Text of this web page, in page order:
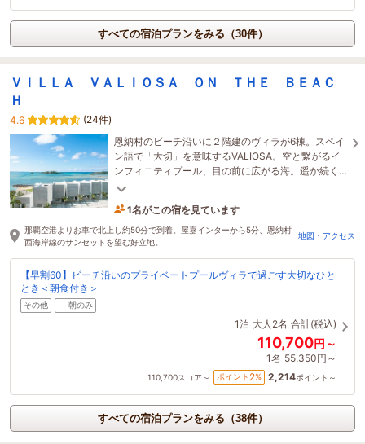
すべての宿泊プランをみる（30件）
ＶＩＬＬＡ ＶＡＬＩＯＳＡ ＯＮ ＴＨＥ ＢＥＡＣ
Ｈ
4.6
(24件)
恩納村のビーチ沿いに２階建のヴィラが6棟。スペイ
ン語で「大切」を意味するVALIOSA。空と繋がるイ
ンフィニティプール、目の前に広がる海。遥か続く
無限の美しさをご自身、そして大切な方と体感下さ
1名がこの宿を見ています
2時間前に予約されました
那覇空港よりお車で北上し約50分で到着。屋嘉インターから5分、恩納村
西海岸線のサンセットを望む好立地。
地図・アクセス
【早割60】ビーチ沿いのプライベートプールヴィラで過ごす大切なひと
とき＜朝食付き＞
その他 朝のみ
1泊 大人2名 合計(税込)
110,700円～
1名 55,350円～
110,700スコア～ ポイント 2% 2,214ポイント～
すべての宿泊プランをみる（38件）